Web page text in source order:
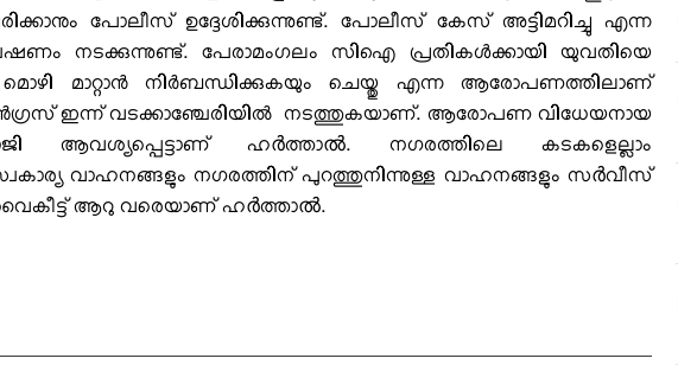
പോലീസ് ഉദ്ദേശിക്കുന്നുണ്ട്. പോലീസ് കേസ് അട്ടിമറിച്ചു എന്ന
നടക്കുന്നുണ്ട്. പേരാമംഗലം സിഐ പ്രതികള്‍ക്കായി യുവതിയെ
മാറ്റാന്‍ നിര്‍ബന്ധിക്കുകയും ചെയ്തു എന്ന ആരോപണത്തിലാണ്
ഇന്ന് വടക്കാഞ്ചേരിയില്‍ നടത്തുകയാണ്. ആരോപണ വിധേയനായ
ആവശ്യപ്പെട്ടാണ് ഹർത്താൽ. നഗരത്തിലെ കടകളെല്ലാം
വാഹനങ്ങളും നഗരത്തിന് പുറത്തുനിന്നുള്ള വാഹനങ്ങളും സർവീസ്
ആറു വരെയാണ് ഹർത്താൽ.